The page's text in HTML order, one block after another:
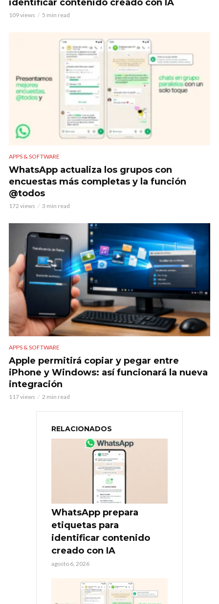
identificar contenido creado con IA
109 views 5 min read
APPS & SOFTWARE
WhatsApp actualiza los grupos con
encuestas más completas y la función
@todos
172 views 3 min read
APPS & SOFTWARE
Apple permitirá copiar y pegar entre
iPhone y Windows: así funcionará la nueva
integración
117 views 2 min read
RELACIONADOS
WhatsApp prepara
etiquetas para
identificar contenido
creado con IA
agosto 6, 2026